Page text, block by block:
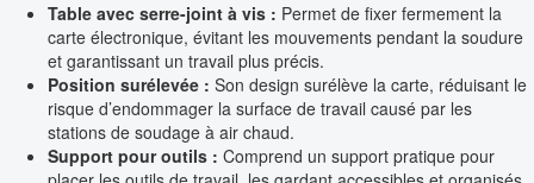
Table avec serre-joint à vis : Permet de fixer fermement la
carte électronique, évitant les mouvements pendant la soudure
et garantissant un travail plus précis.
Position surélevée : Son design surélève la carte, réduisant le
risque d’endommager la surface de travail causé par les
stations de soudage à air chaud.
Support pour outils : Comprend un support pratique pour